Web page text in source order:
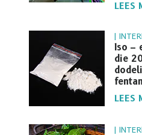
LEES
|
Iso –
die
LEES
|